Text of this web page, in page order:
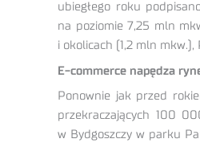
ubiegłego roku
na poziomie 7,25 mln
i okolicach (1,2 mln mkw.),
E-commerce napędza
Ponownie jak przed
przekraczających 100
w Bydgoszczy w parku